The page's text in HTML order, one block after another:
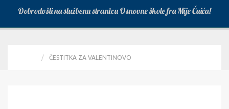
Dobrodošli na službenu stranicu Osnovne škole fra Mije Čuića!
ČESTITKA ZA VALENTINOVO